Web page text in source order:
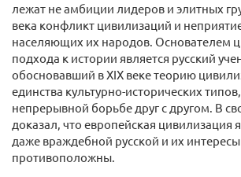
лежат не амбиции лидеров и элитных
века конфликт цивилизаций и
населяющих их народов. Основателем
подхода к истории является русский
обосновавший в XIX веке теорию
единства культурно-исторических
непрерывной борьбе друг с другом. В
доказал, что европейская цивилизация
даже враждебной русской и их
противоположны.